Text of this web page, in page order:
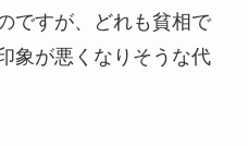
ですが、どれも貧相で
象が悪くなりそうな代